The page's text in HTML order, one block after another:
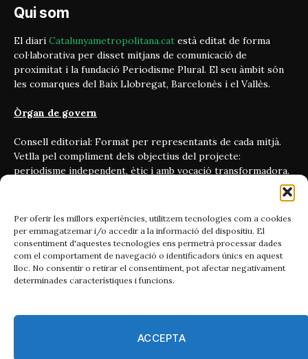
Per oferir les millors experiències, utilitzem tecnologies com a cookies
per emmagatzemar i/o accedir a la informació del dispositiu. El
consentiment d'aquestes tecnologies ens permetrà processar dades
com el comportament de navegació o identificadors únics en aquest
lloc. No consentir o retirar el consentiment, pot afectar negativament
determinades característiques i funcions.
ACCEPTA
Qui som
El diari Catalunyametropolitana.cat està editat de forma
col·laborativa per disset mitjans de comunicació de
proximitat i la fundació Periodisme Plural. El seu àmbit són
les comarques del Baix Llobregat, Barcelonès i el Vallès.
Òrgan de govern
Consell editorial: Format per representants de cada mitjà.
Vetlla pel compliment dels objectius del projecte:
periodisme independent, ètic i amb vocació transformadora.
Carrer Bailén 5, principal.
08010, Barcelona
Contacta'ns
catmet@periodismeplural.cat